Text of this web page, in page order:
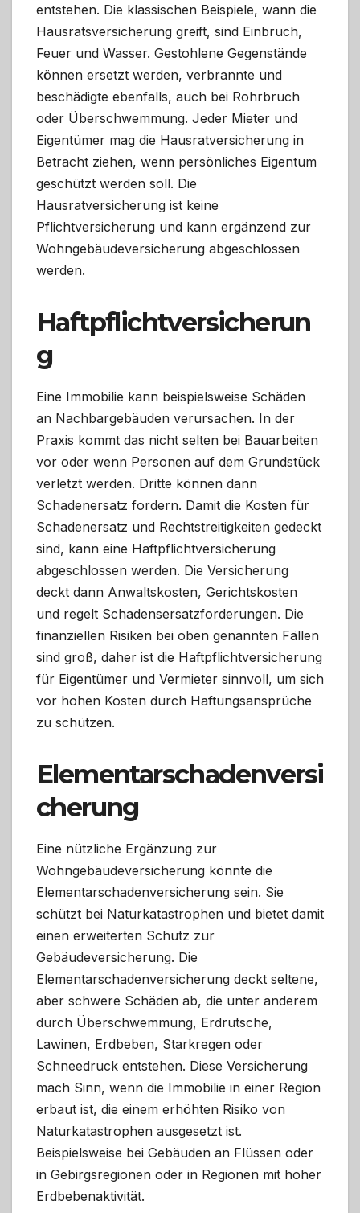
entstehen. Die klassischen Beispiele, wann die
Hausratsversicherung greift, sind Einbruch,
Feuer und Wasser. Gestohlene Gegenstände
können ersetzt werden, verbrannte und
beschädigte ebenfalls, auch bei Rohrbruch
oder Überschwemmung. Jeder Mieter und
Eigentümer mag die Hausratversicherung in
Betracht ziehen, wenn persönliches Eigentum
geschützt werden soll. Die
Hausratversicherung ist keine
Pflichtversicherung und kann ergänzend zur
Wohngebäudeversicherung abgeschlossen
werden.
Haftpflichtversicherun
g
Eine Immobilie kann beispielsweise Schäden
an Nachbargebäuden verursachen. In der
Praxis kommt das nicht selten bei Bauarbeiten
vor oder wenn Personen auf dem Grundstück
verletzt werden. Dritte können dann
Schadenersatz fordern. Damit die Kosten für
Schadenersatz und Rechtstreitigkeiten gedeckt
sind, kann eine Haftpflichtversicherung
abgeschlossen werden. Die Versicherung
deckt dann Anwaltskosten, Gerichtskosten
und regelt Schadensersatzforderungen. Die
finanziellen Risiken bei oben genannten Fällen
sind groß, daher ist die Haftpflichtversicherung
für Eigentümer und Vermieter sinnvoll, um sich
vor hohen Kosten durch Haftungsansprüche
zu schützen.
Elementarschadenversi
cherung
Eine nützliche Ergänzung zur
Wohngebäudeversicherung könnte die
Elementarschadenversicherung sein. Sie
schützt bei Naturkatastrophen und bietet damit
einen erweiterten Schutz zur
Gebäudeversicherung. Die
Elementarschadenversicherung deckt seltene,
aber schwere Schäden ab, die unter anderem
durch Überschwemmung, Erdrutsche,
Lawinen, Erdbeben, Starkregen oder
Schneedruck entstehen. Diese Versicherung
mach Sinn, wenn die Immobilie in einer Region
erbaut ist, die einem erhöhten Risiko von
Naturkatastrophen ausgesetzt ist.
Beispielsweise bei Gebäuden an Flüssen oder
in Gebirgsregionen oder in Regionen mit hoher
Erdbebenaktivität.